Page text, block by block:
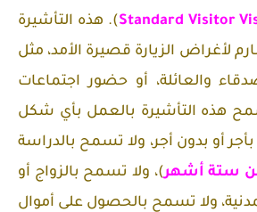
Standard Visitor). هذه التأشيرة
الزيارة قصيرة الأمد، مثل
والعائلة، أو حضور اجتماعات
هذه التأشيرة بالعمل بأي شكل
أو بدون أجر، ولا تسمح بالدراسة
ستة أشهر)، ولا تسمح بالزواج أو
ولا تسمح بالحصول على أموال